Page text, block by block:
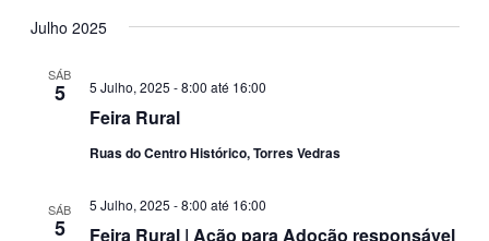
Julho 2025
SÁB
5
Feira Rural
5 Julho, 2025 - 8:00 até 16:00
Ruas do Centro Histórico, Torres Vedras
SÁB
5
Feira Rural | Ação para Adoção responsável
5 Julho, 2025 - 8:00 até 16:00